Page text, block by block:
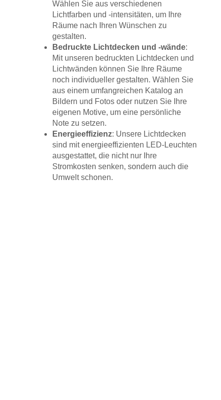
Wählen Sie aus verschiedenen
Lichtfarben und -intensitäten, um Ihre
Räume nach Ihren Wünschen zu
gestalten.
Bedruckte Lichtdecken und -wände:
Mit unseren bedruckten Lichtdecken und
Lichtwänden können Sie Ihre Räume
noch individueller gestalten. Wählen Sie
aus einem umfangreichen Katalog an
Bildern und Fotos oder nutzen Sie Ihre
eigenen Motive, um eine persönliche
Note zu setzen.
Energieeffizienz: Unsere Lichtdecken
sind mit energieeffizienten LED-Leuchten
ausgestattet, die nicht nur Ihre
Stromkosten senken, sondern auch die
Umwelt schonen.